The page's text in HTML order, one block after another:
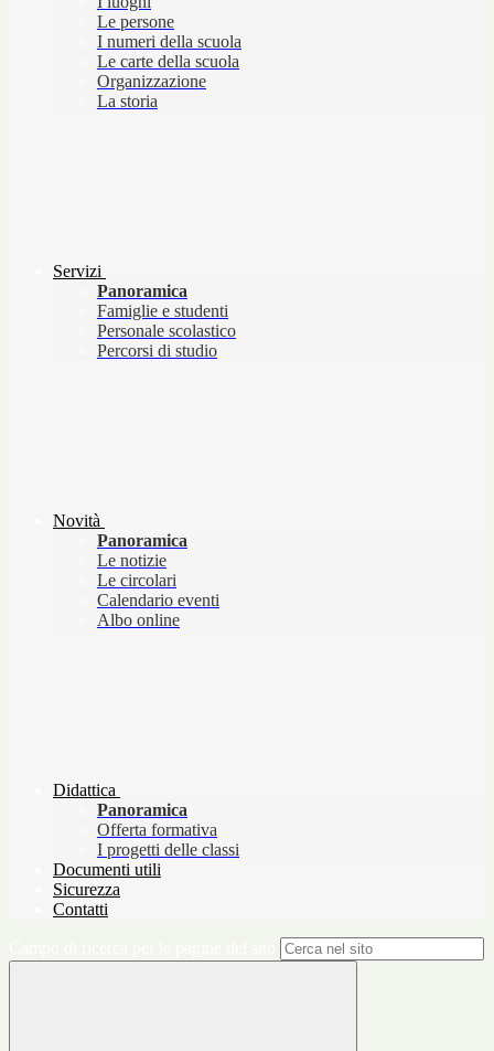
Le persone
I numeri della scuola
Le carte della scuola
Organizzazione
La storia
Servizi
Panoramica
Famiglie e studenti
Personale scolastico
Percorsi di studio
Novità
Panoramica
Le notizie
Le circolari
Calendario eventi
Albo online
Didattica
Panoramica
Offerta formativa
I progetti delle classi
Documenti utili
Sicurezza
Contatti